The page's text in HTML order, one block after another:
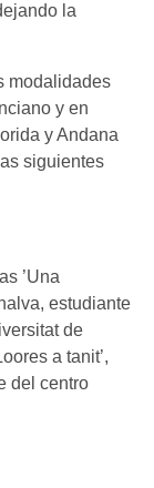
la
modalidades
y en
y Andana
siguientes
’Una
estudiante
de
a tanit’,
del centro